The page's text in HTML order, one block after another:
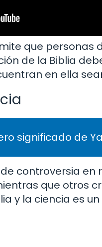
que
de la Biblia
en ella
significado de
controversia en
que otros
y la ciencia es